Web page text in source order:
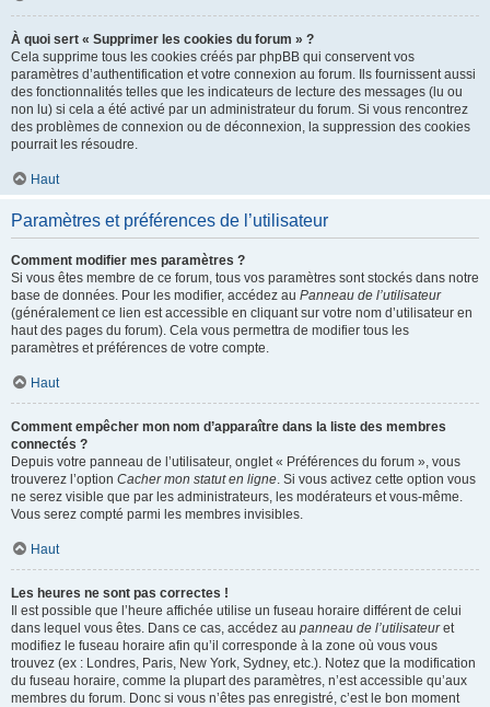
À quoi sert « Supprimer les cookies du forum » ?
Cela supprime tous les cookies créés par phpBB qui conservent vos
paramètres d’authentification et votre connexion au forum. Ils fournissent aussi
des fonctionnalités telles que les indicateurs de lecture des messages (lu ou
non lu) si cela a été activé par un administrateur du forum. Si vous rencontrez
des problèmes de connexion ou de déconnexion, la suppression des cookies
pourrait les résoudre.
Haut
Paramètres et préférences de l’utilisateur
Comment modifier mes paramètres ?
Si vous êtes membre de ce forum, tous vos paramètres sont stockés dans notre
base de données. Pour les modifier, accédez au Panneau de l’utilisateur
(généralement ce lien est accessible en cliquant sur votre nom d’utilisateur en
haut des pages du forum). Cela vous permettra de modifier tous les
paramètres et préférences de votre compte.
Haut
Comment empêcher mon nom d’apparaître dans la liste des membres
connectés ?
Depuis votre panneau de l’utilisateur, onglet « Préférences du forum », vous
trouverez l’option Cacher mon statut en ligne. Si vous activez cette option vous
ne serez visible que par les administrateurs, les modérateurs et vous-même.
Vous serez compté parmi les membres invisibles.
Haut
Les heures ne sont pas correctes !
Il est possible que l’heure affichée utilise un fuseau horaire différent de celui
dans lequel vous êtes. Dans ce cas, accédez au panneau de l’utilisateuret
modifiez le fuseau horaire afin qu’il corresponde à la zone où vous vous
trouvez (ex : Londres, Paris, New York, Sydney, etc.). Notez que la modification
du fuseau horaire, comme la plupart des paramètres, n’est accessible qu’aux
membres du forum. Donc si vous n’êtes pas enregistré, c’est le bon moment